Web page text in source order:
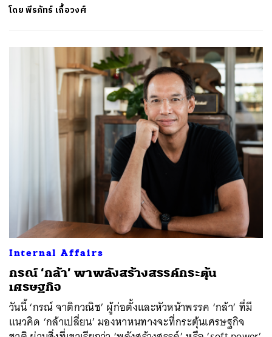
โดยพีรภัทร์ เกื้อวงศ์
Internal Affairs
กรณ์ ‘กล้า’ พาพลังสร้างสรรค์กระตุ้น
เศรษฐกิจ
วันนี้ ‘กรณ์ จาติกวณิช’ ผู้ก่อตั้งและหัวหน้าพรรค ‘กล้า’ ที่มี
แนวคิด ‘กล้าเปลี่ยน’ มองหาหนทางจะที่กระตุ้นเศรษฐกิจ